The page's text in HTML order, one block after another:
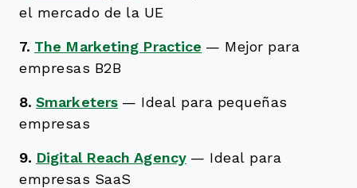
el mercado de la UE
7. The Marketing Practice — Mejor para
empresas B2B
8. Smarketers — Ideal para pequeñas
empresas
9. Digital Reach Agency — Ideal para
empresas SaaS